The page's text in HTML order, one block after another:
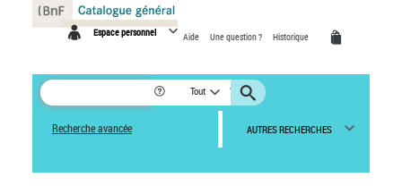
Espace personnel Aide Une question ? Historique
Tout
Recherche avancée AUTRES RECHERCHES
Panneau de gestion des cookies